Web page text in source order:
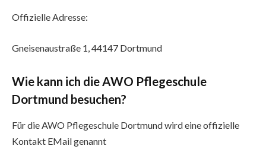
Offizielle Adresse:
Gneisenaustraße 1, 44147 Dortmund
Wie kann ich die AWO Pflegeschule
Dortmund besuchen?
Für die AWO Pflegeschule Dortmund wird eine offizielle
Kontakt EMail genannt